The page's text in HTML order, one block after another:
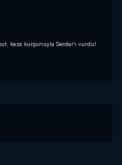
kaza kurşunuyla Serdar'ı vurdu!